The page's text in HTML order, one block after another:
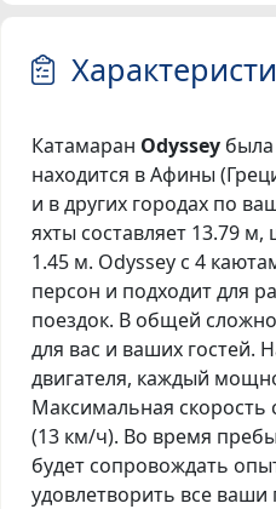
Катамаран Odyssey была
находится в Афины
и в других городах по
яхты составляет 13.79
1.45 м. Odyssey с 4
персон и подходит для
поездок. В общей
для вас и ваших гостей.
двигателя, каждый
Максимальная скорость
(13 км/ч). Во время
будет сопровождать
удовлетворить все ваши